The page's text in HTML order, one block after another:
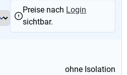
ohne Isolation
Preise nach Login
sichtbar.